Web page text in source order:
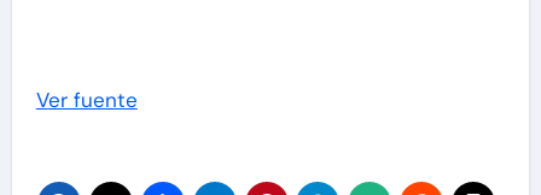
Ver fuente